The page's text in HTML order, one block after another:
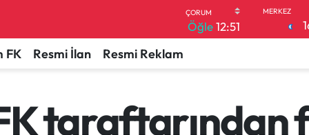
Öğle12:51
FK Resmi İlan Resmi Reklam
taraftarından